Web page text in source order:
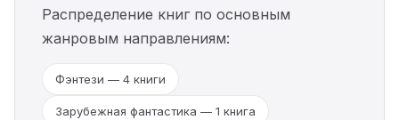
Распределение книг по основным
жанровым направлениям:
Фэнтези — 4 книги
Зарубежная фантастика — 1 книга